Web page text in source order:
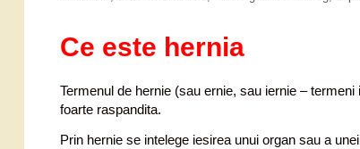
Ce este hernia
Termenul de hernie (sau ernie, sau iernie –
foarte raspandita.
Prin hernie se intelege iesirea unui organ sau a